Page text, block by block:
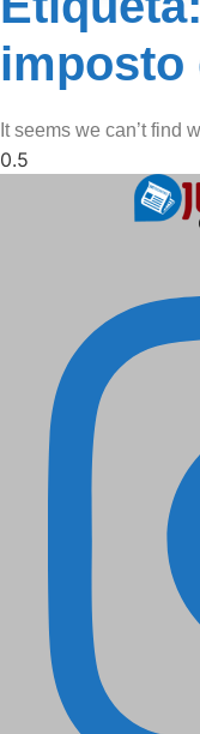
imposto
It seems we can’t find